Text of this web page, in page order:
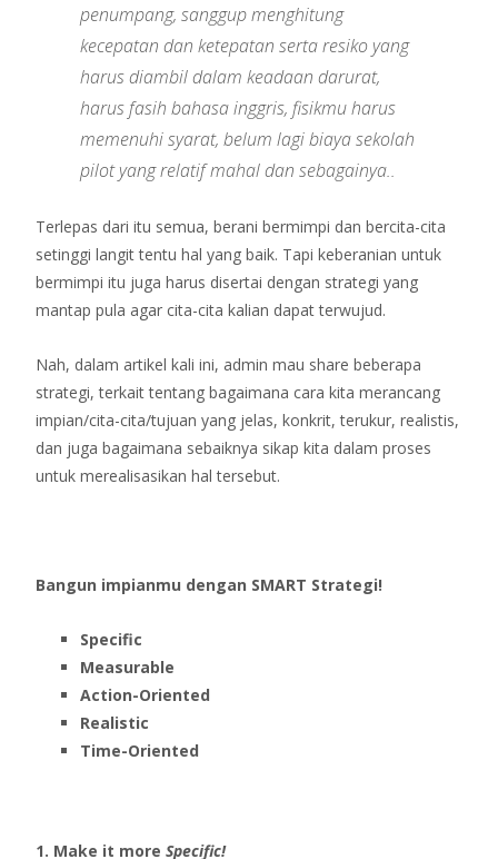
penumpang, sanggup menghitung
kecepatan dan ketepatan serta resiko yang
harus diambil dalam keadaan darurat,
harus fasih bahasa inggris, fisikmu harus
memenuhi syarat, belum lagi biaya sekolah
pilot yang relatif mahal dan sebagainya..
Terlepas dari itu semua, berani bermimpi dan bercita-cita
setinggi langit tentu hal yang baik. Tapi keberanian untuk
bermimpi itu juga harus disertai dengan strategi yang
mantap pula agar cita-cita kalian dapat terwujud.
Nah, dalam artikel kali ini, admin mau share beberapa
strategi, terkait tentang bagaimana cara kita merancang
impian/cita-cita/tujuan yang jelas, konkrit, terukur, realistis,
dan juga bagaimana sebaiknya sikap kita dalam proses
untuk merealisasikan hal tersebut.
Bangun impianmu dengan SMART Strategi!
Specific
Measurable
Action-Oriented
Realistic
Time-Oriented
1. Make it more Specific!